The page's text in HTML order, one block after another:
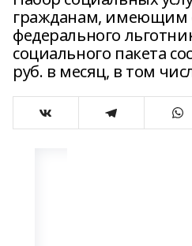
гражданам, имеющим
федерального
социального пакета
руб. в месяц, в том